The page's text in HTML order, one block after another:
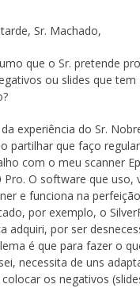
Sr. Machado,
que o Sr. pretende
ou slides que
experiência do Sr.
partilhar que faço
com o meu scanner
Pro. O software que
e funciona na
por exemplo, o
adquiri, por ser
é que para fazer o
necessita de uns
os negativos